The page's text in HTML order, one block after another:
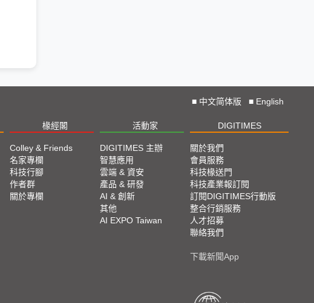
■ 中文简体版 ■ English
椽經閣 活動家 DIGITIMES
Colley & Friends
名家專欄
科技行腳
作者群
關於專欄
DIGITIMES 主辦
智慧應用
雲端 & 資安
產品 & 研發
AI & 創新
其他
AI EXPO Taiwan
關於我們
會員服務
科技椽送門
科技產業報訂閱
訂閱DIGITIMES行動版
整合行銷服務
人才招募
聯絡我們
下載新聞App